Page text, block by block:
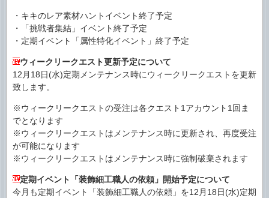
・キキのレア素材ハントイベント終了予定
・「挑戦者集結」イベント終了予定
・定期イベント「属性特化イベント」終了予定
ウィークリークエスト更新予定について
12月18日(水)定期メンテナンス時にウィークリークエストを更新
致します。
※ウィークリークエストの受注は各クエスト1アカウント1回ま
でとなります
※ウィークリークエストはメンテナンス時に更新され、再度受注
が可能になります
※ウィークリークエストはメンテナンス時に強制破棄されます
定期イベント「装飾細工職人の依頼」開始予定について
今月も定期イベント「装飾細工職人の依頼」を12月18日(水)定期